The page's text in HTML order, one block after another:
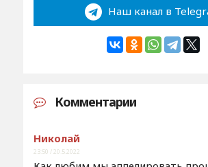
Наш канал в
Комментарии
Николай
23:50 / 20.5.2022